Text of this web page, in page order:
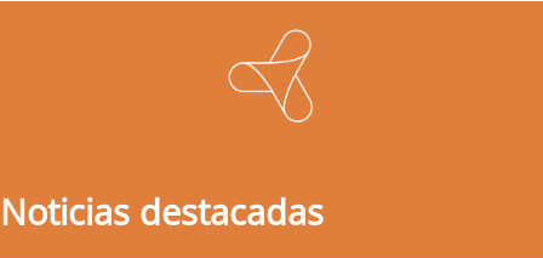
Noticias destacadas